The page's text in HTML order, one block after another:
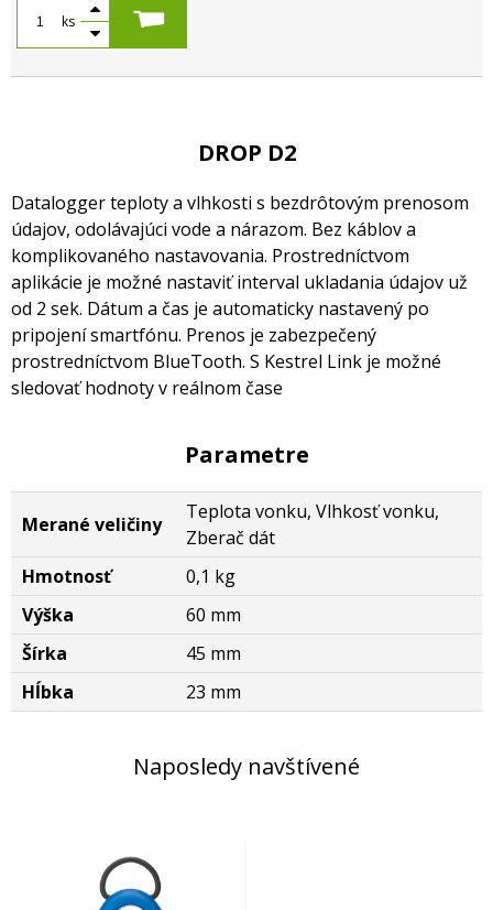
ks
DROP D2
Datalogger teploty a vlhkosti s bezdrôtovým prenosom
údajov, odolávajúci vode a nárazom. Bez káblov a
komplikovaného nastavovania. Prostredníctvom
aplikácie je možné nastaviť interval ukladania údajov už
od 2 sek. Dátum a čas je automaticky nastavený po
pripojení smartfónu. Prenos je zabezpečený
prostredníctvom BlueTooth. S Kestrel Link je možné
sledovať hodnoty v reálnom čase
Parametre
Merané veličiny
Teplota vonku, Vlhkosť vonku,
Zberač dát
Hmotnosť
0,1 kg
Výška
60 mm
Šírka
45 mm
Hĺbka
23 mm
Naposledy navštívené